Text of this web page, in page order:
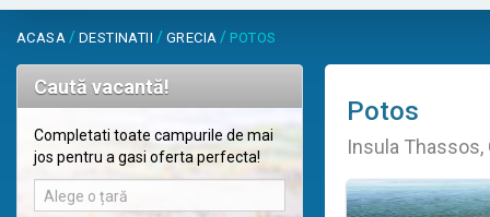
ACASA / DESTINATII / GRECIA / POTOS
Caută vacantă!
Completati toate campurile de mai
jos pentru a gasi oferta perfecta!
Alege o țară
Potos
Insula Thassos,